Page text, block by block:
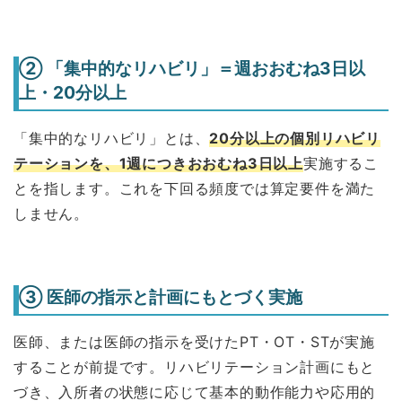
② 「集中的なリハビリ」＝週おおむね3日以
上・20分以上
「集中的なリハビリ」とは、20分以上の個別リハビリ
テーションを、1週につきおおむね3日以上実施するこ
とを指します。これを下回る頻度では算定要件を満た
しません。
③ 医師の指示と計画にもとづく実施
医師、または医師の指示を受けたPT・OT・STが実施
することが前提です。リハビリテーション計画にもと
づき、入所者の状態に応じて基本的動作能力や応用的